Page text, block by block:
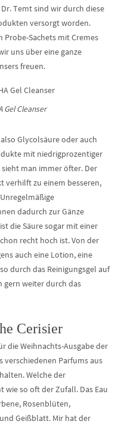
Temt sind wir durch diese
versorgt worden.
Probe-Sachets mit Cremes
uns über eine ganze
freuen.
Gel Cleanser
Glycolsäure oder auch
mit niedrigprozentiger
man immer öfter. Der
verhilft zu einem besseren,
dadurch zur Gänze
die Säure sogar mit einer
recht hoch ist. Von der
auch eine Lotion, eine
durch das Reinigungsgel auf
gern weiter durch das
Cerisier
die Weihnachts-Ausgabe der
verschiedenen Parfums aus
Welche der
so oft der Zufall. Das Eau
Rosenblüten,
Geißblatt. Mir hat der